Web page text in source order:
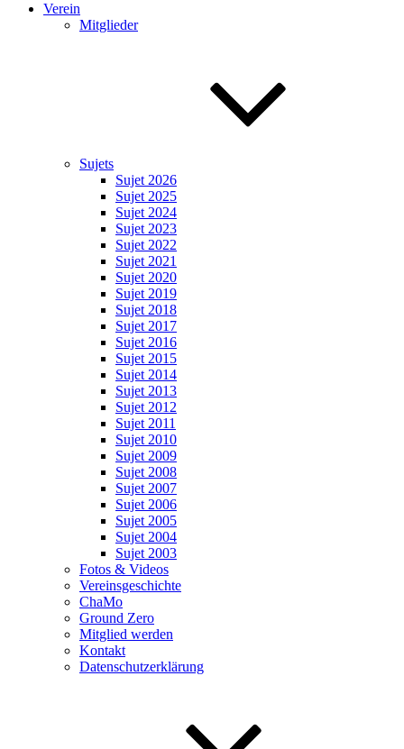
Verein
Mitglieder
Sujets
Sujet 2026
Sujet 2025
Sujet 2024
Sujet 2023
Sujet 2022
Sujet 2021
Sujet 2020
Sujet 2019
Sujet 2018
Sujet 2017
Sujet 2016
Sujet 2015
Sujet 2014
Sujet 2013
Sujet 2012
Sujet 2011
Sujet 2010
Sujet 2009
Sujet 2008
Sujet 2007
Sujet 2006
Sujet 2005
Sujet 2004
Sujet 2003
Fotos & Videos
Vereinsgeschichte
ChaMo
Ground Zero
Mitglied werden
Kontakt
Datenschutzerklärung